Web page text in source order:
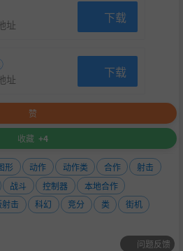
址 下载
址 下载
赞
收藏 +4
形 动作 动作类 合作
射击
战斗 控制器
本地合作
击 科幻 竞分 类
街机
问题反馈